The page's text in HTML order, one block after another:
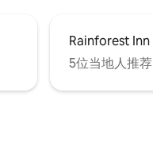
Rainforest Inn
5位当地人推荐